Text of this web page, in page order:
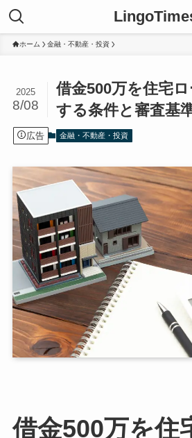
ホーム 金融・不動産・投資
借金500万を住宅
する条件と審査基
2025
8/08
広告 金融・不動産・投資
借金500万を住